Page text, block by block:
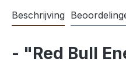
Beschrijving
- "Red Bull